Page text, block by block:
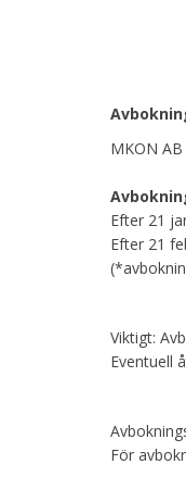
MKON
Efter 21
Efter 21
Viktigt:
Eventuell
För